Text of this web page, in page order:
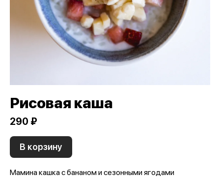
Рисовая каша
290 ₽
В корзину
Мамина кашка с бананом и сезонными ягодами